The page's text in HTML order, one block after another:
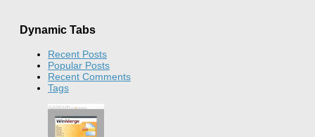
Dynamic Tabs
Recent Posts
Popular Posts
Recent Comments
Tags